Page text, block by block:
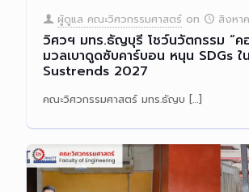
ผู้ดูแล คณะวิศวกรรมศาสตร์ on สิงหา
วิศวฯ มทร.ธัญบุรี โชว์นวัตกรรม “ค
มวลเบาดูดซับคาร์บอน หนุน SDGs ใ
Sustrends 2027
คณะวิศวกรรมศาสตร์ มทร.ธัญบ […]